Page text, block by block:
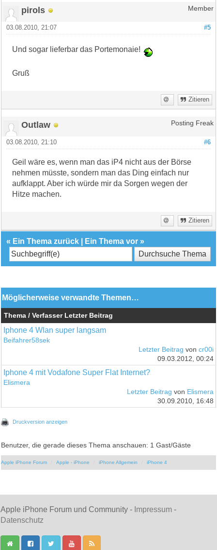
pirols Member
#5
03.08.2010, 21:07
Und sogar lieferbar das Portemonaie!
Gruß
Zitieren
Outlaw Posting Freak
#6
03.08.2010, 21:10
Geil wäre es, wenn man das iP4 nicht aus der Börse
nehmen müsste, sondern man das Ding einfach nur
aufklappt. Aber ich würde mir da Sorgen wegen der
Hitze machen.
Zitieren
« Ein Thema zurück Ein Thema vor »
Möglicherweise verwandte Themen…
Thema / Verfasser Letzter Beitrag
Iphone 4 Wlan super langsam
Beifahrer58sek
Letzter Beitrag von cr00i
09.03.2012, 00:24
Iphone 4 mit Vodafone Super Flat Internet?
Elismera
Letzter Beitrag von Elismera
30.09.2010, 16:48
Druckversion anzeigen
Benutzer, die gerade dieses Thema anschauen: 1 Gast/Gäste
Apple iPhone Forum Apple - iPhone iPhone Allgemein iPhone 4
Apple iPhone Forum und Community - Impressum -
Datenschutz